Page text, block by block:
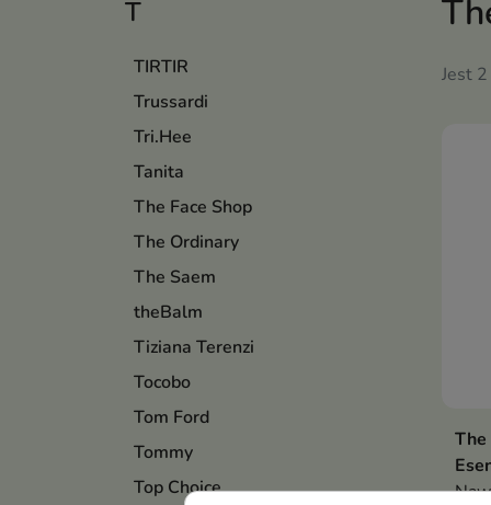
T
TIRTIR
Trussardi
Tri.Hee
Tanita
The Face Shop
The Ordinary
The Saem
theBalm
Tiziana Terenzi
Tocobo
Tom Ford
Tommy
Top Choice
Jest
The